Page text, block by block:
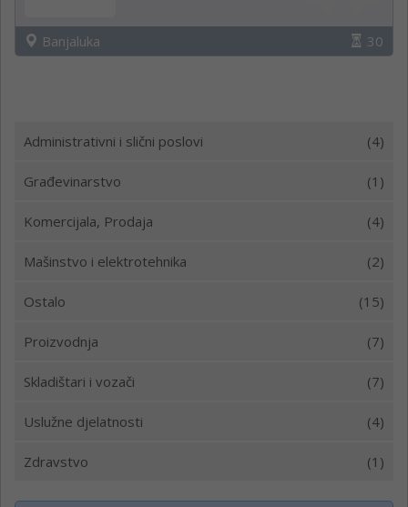
Banjaluka 30
Administrativni i slični poslovi (4)
Građevinarstvo (1)
Komercijala, Prodaja (4)
Mašinstvo i elektrotehnika (2)
Ostalo (15)
Proizvodnja (7)
Skladištari i vozači (7)
Uslužne djelatnosti (4)
Zdravstvo (1)